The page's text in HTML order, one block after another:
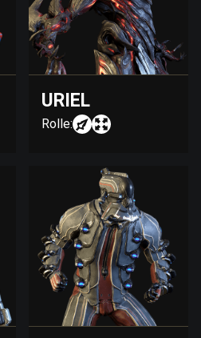
URIEL
Rolle: